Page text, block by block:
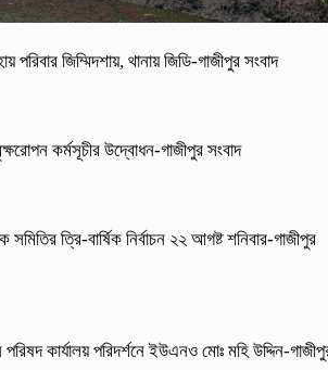
পরিবার জিম্মিদশায়, থানায় জিডি-গাজীপুর সংবাদ
কর্মসূচীর উদ্বোধন-গাজীপুর সংবাদ
ত্রি-বার্ষিক নির্বাচন ২২ আগষ্ট শনিবার-গাজীপুর
কার্যালয় পরিদর্শনে ইউএনও মোঃ মহি উদ্দিন-